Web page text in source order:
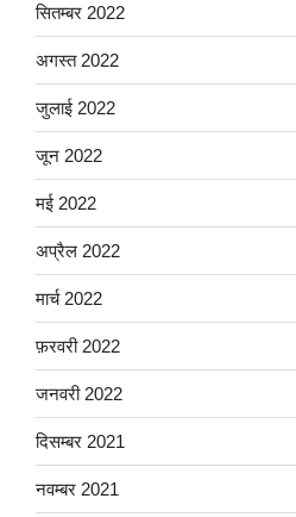
सितम्बर 2022
अगस्त 2022
जुलाई 2022
जून 2022
मई 2022
अप्रैल 2022
मार्च 2022
फ़रवरी 2022
जनवरी 2022
दिसम्बर 2021
नवम्बर 2021